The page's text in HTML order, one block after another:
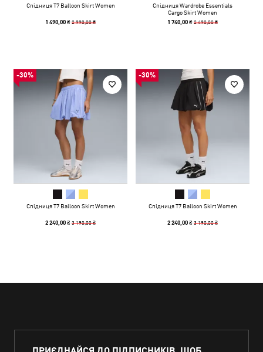
Спідниця T7 Balloon Skirt Women
1 490,00 ₴2 990,00 ₴
Спідниця Wardrobe Essentials
Cargo Skirt Women
1 740,00 ₴2 490,00 ₴
-30%
Спідниця T7 Balloon Skirt Women
2 240,00 ₴3 190,00 ₴
-30%
Спідниця T7 Balloon Skirt Women
2 240,00 ₴3 190,00 ₴